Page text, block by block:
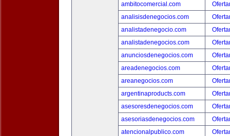
ambitocomercial.com
analisisdenegocios.com
analistadenegocio.com
analistadenegocios.com
anunciosdenegocios.com
areadenegocios.com
areanegocios.com
argentinaproducts.com
asesoresdenegocios.com
asesoriasdenegocios.com
atencionalpublico.com